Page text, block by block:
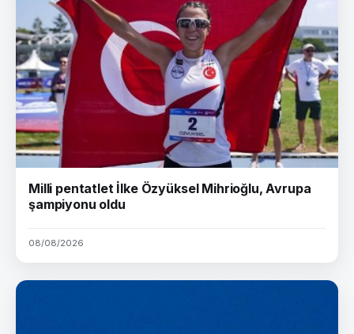
Milli pentatlet İlke Özyüksel Mihrioğlu, Avrupa
şampiyonu oldu
08/08/2026